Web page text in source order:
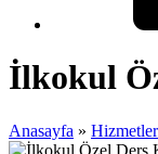
İlkokul
Anasayfa »